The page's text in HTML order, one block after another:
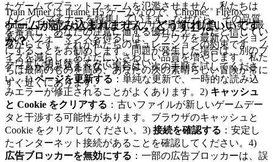
たゲームでプラットフォームを氾濫させません。私たちは
トレインマイナーを特集しています。なぜなら、その品質
を審査し、あなたの注意に値する優れたゲームだと信じてい
るからです。それが私たちのキュレーションの約束です。ノ
イズを減らし、あなたにふさわしい品質を増やします。私た
ちは最高のものを高め、あなたの次の素晴らしい冒険が常に
すぐ近くにあります。
Train Miner は iframe H5 ゲームなので、Chrome、Firefox、
Safari、Edge などの最新のブラウザで最適に動作します。最
高のパフォーマンスを得るには、ブラウザを最新バージョン
にすることをお勧めします。問題が発生した場合は、別のブ
ラウザに切り替えてみてください。
ゲームが読み込まれません。どうすればいいです
か？
ゲームが読み込まれない場合は、次の手順を試してくださ
い。1)ページを更新する ：単純な更新で、一時的な読み込
みエラーが修正されることがよくあります。2) キャッシュ
と Cookie をクリアする ：古いファイルが新しいゲームデー
タと干渉する可能性があります。ブラウザのキャッシュと
Cookie をクリアしてください。3) 接続を確認する ：安定し
たインターネット接続があることを確認してください。4)
広告ブロッカーを無効にする ：一部の広告ブロッカーは、誤